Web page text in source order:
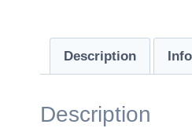
Description
Description